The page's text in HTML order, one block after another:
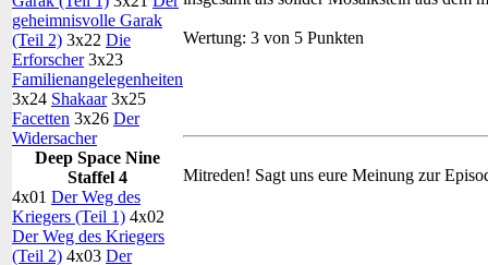
geheimnisvolle Garak
(Teil 2) 3x22 Die
Erforscher3x23
Familienangelegenheiten
3x24 Shakaar3x25
Facetten 3x26 Der
Widersacher
Deep Space Nine
Staffel 4
4x01 Der Weg des
Kriegers (Teil 1) 4x02
Der Weg des Kriegers
(Teil 2) 4x03 Der
Wertung: 3 von 5 Punkten
Mitreden! Sagt uns eure Meinung zur